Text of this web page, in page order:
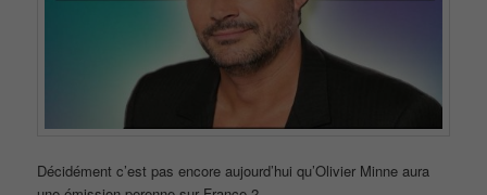
Décidément c’est pas encore aujourd’hui qu’Olivier Minne aura